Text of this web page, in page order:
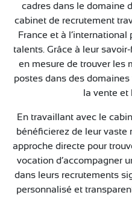
cadres dans le domaine
cabinet de recrutement
France et à
talents. Grâce à leur
en mesure de trouver les
postes dans des
la vente et
En travaillant avec le
bénéficierez de leur vaste
approche directe pour
vocation d’accompagner
dans leurs recrutements
personnalisé et